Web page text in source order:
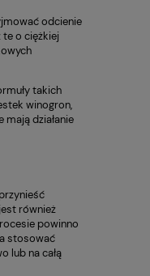
odcienie
o ciężkiej
takich
winogron,
działanie
również
powinno
stosować
lub na całą